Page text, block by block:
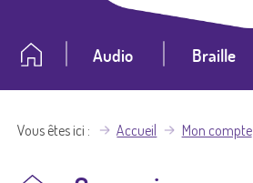
Audio Braille
Vous êtes ici Accueil Mon compte